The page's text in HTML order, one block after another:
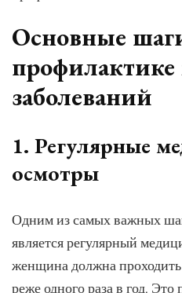
Основные
заболеваний
1. Регулярные
осмотры
Одним из самых важных
является регулярный
женщина должна проходить
реже одного раза в год.